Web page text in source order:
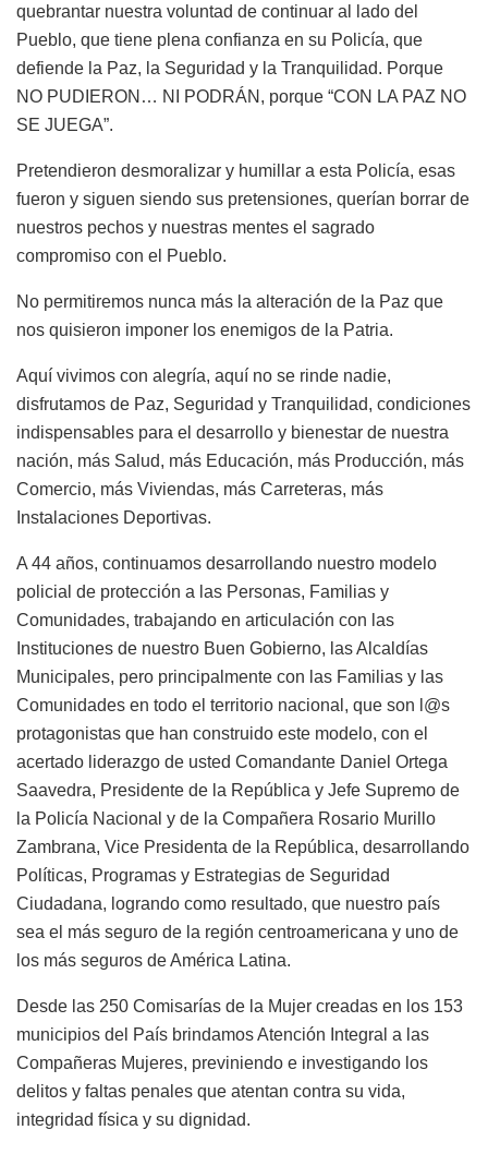
quebrantar nuestra voluntad de continuar al lado del
Pueblo, que tiene plena confianza en su Policía, que
defiende la Paz, la Seguridad y la Tranquilidad. Porque
NO PUDIERON… NI PODRÁN, porque “CON LA PAZ NO
SE JUEGA”.
Pretendieron desmoralizar y humillar a esta Policía, esas
fueron y siguen siendo sus pretensiones, querían borrar de
nuestros pechos y nuestras mentes el sagrado
compromiso con el Pueblo.
No permitiremos nunca más la alteración de la Paz que
nos quisieron imponer los enemigos de la Patria.
Aquí vivimos con alegría, aquí no se rinde nadie,
disfrutamos de Paz, Seguridad y Tranquilidad, condiciones
indispensables para el desarrollo y bienestar de nuestra
nación, más Salud, más Educación, más Producción, más
Comercio, más Viviendas, más Carreteras, más
Instalaciones Deportivas.
A 44 años, continuamos desarrollando nuestro modelo
policial de protección a las Personas, Familias y
Comunidades, trabajando en articulación con las
Instituciones de nuestro Buen Gobierno, las Alcaldías
Municipales, pero principalmente con las Familias y las
Comunidades en todo el territorio nacional, que son l@s
protagonistas que han construido este modelo, con el
acertado liderazgo de usted Comandante Daniel Ortega
Saavedra, Presidente de la República y Jefe Supremo de
la Policía Nacional y de la Compañera Rosario Murillo
Zambrana, Vice Presidenta de la República, desarrollando
Políticas, Programas y Estrategias de Seguridad
Ciudadana, logrando como resultado, que nuestro país
sea el más seguro de la región centroamericana y uno de
los más seguros de América Latina.
Desde las 250 Comisarías de la Mujer creadas en los 153
municipios del País brindamos Atención Integral a las
Compañeras Mujeres, previniendo e investigando los
delitos y faltas penales que atentan contra su vida,
integridad física y su dignidad.